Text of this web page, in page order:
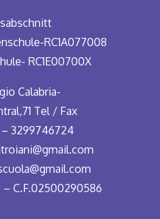
RC1A077008
RC1E00700X
Calabria-
Tel / Fax
3299746724
– C.F.02500290586